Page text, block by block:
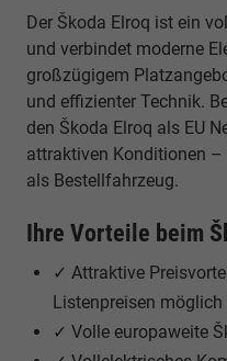
Der Škoda Elroq ist ein
und verbindet moderne
großzügigem
und effizienter Technik.
den Škoda Elroq als EU
attraktiven Konditionen
als Bestellfahrzeug.
Ihre Vorteile beim
✓ Attraktive
Listenpreisen möglich
✓ Volle europaweite